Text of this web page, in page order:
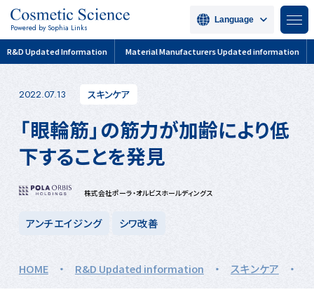
Powered by Sophia Links
Language
R&D Updated Information Material Manufacturers Updated information
2022.07.13 スキンケア
「眼輪筋」の筋力が加齢により低
下することを発見
株式会社ポーラ・オルビスホールディングス
アンチエイジング シワ改善
HOME・ R&D Updated information ・ スキンケア ・